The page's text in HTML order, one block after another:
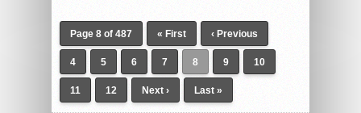
Page 8 of 487 « First ‹ Previous
4 5 6 7 8 9 10
11 12 Next › Last »